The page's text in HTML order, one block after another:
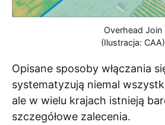
Overhead Join
(Ilustracja: CAA)
Opisane sposoby włączania
systematyzują niemal
ale w wielu krajach istnieją
szczegółowe zalecenia.